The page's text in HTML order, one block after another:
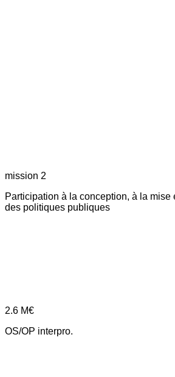
mission 2
Participation à la conception, à la mise
des politiques publiques
2.6 M€
OS/OP interpro.